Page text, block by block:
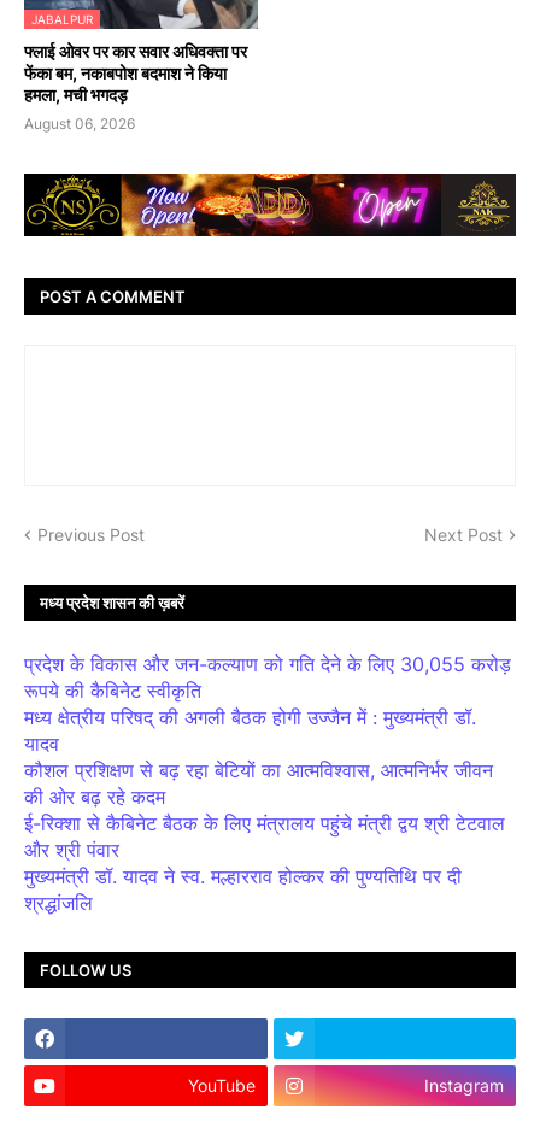
JABALPUR
फ्लाई ओवर पर कार सवार अधिवक्ता पर
फेंका बम, नकाबपोश बदमाश ने किया
हमला, मची भगदड़
August 06, 2026
POST A COMMENT
Previous Post Next Post
मध्य प्रदेश शासन की ख़बरें
प्रदेश के विकास और जन-कल्याण को गति देने के लिए 30,055 करोड़
रूपये की कैबिनेट स्वीकृति
मध्य क्षेत्रीय परिषद् की अगली बैठक होगी उज्जैन में : मुख्यमंत्री डॉ.
यादव
कौशल प्रशिक्षण से बढ़ रहा बेटियों का आत्मविश्वास, आत्मनिर्भर जीवन
की ओर बढ़ रहे कदम
ई-रिक्शा से कैबिनेट बैठक के लिए मंत्रालय पहुंचे मंत्री द्वय श्री टेटवाल
और श्री पंवार
मुख्यमंत्री डॉ. यादव ने स्व. मल्हारराव होल्कर की पुण्यतिथि पर दी
श्रद्धांजलि
FOLLOW US
YouTube Instagram